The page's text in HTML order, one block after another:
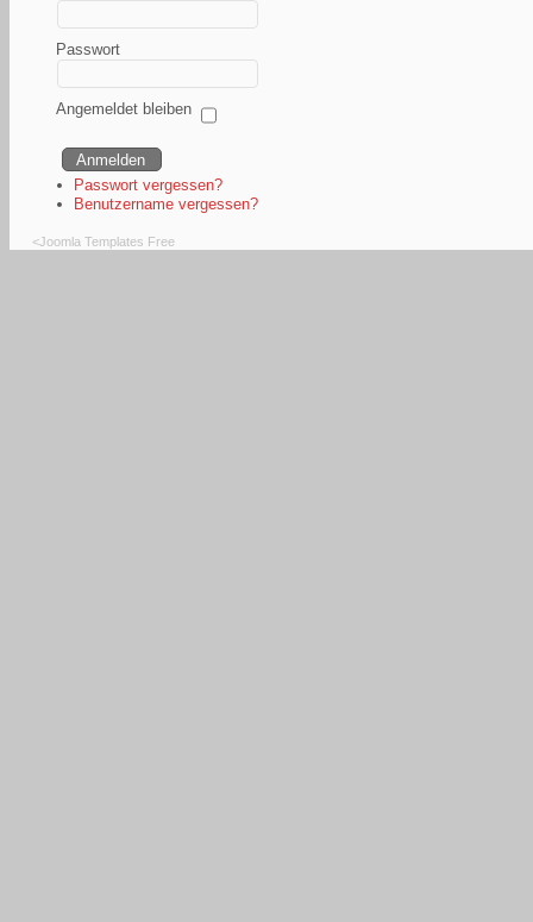
Passwort
Angemeldet bleiben
Passwort vergessen?
Benutzername vergessen?
<Joomla Templates Free